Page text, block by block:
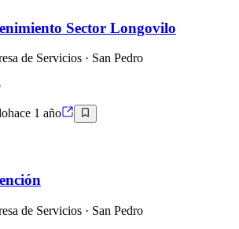
Sector Longovilo
de Servicios · San Pedro
hace 1 año
de Servicios · San Pedro